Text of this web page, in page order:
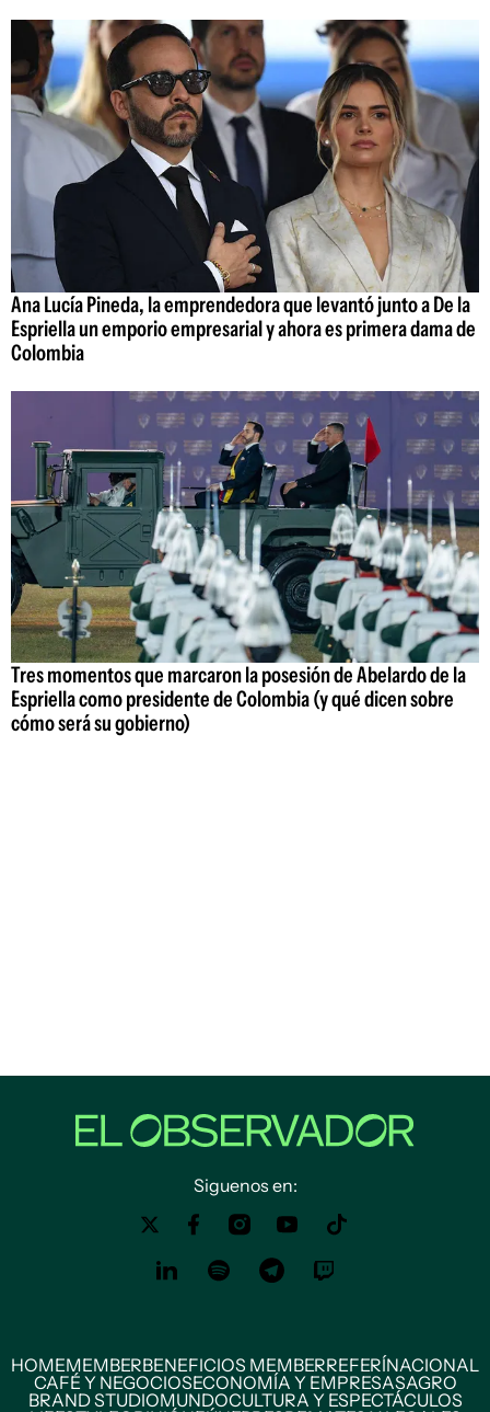
Ana Lucía Pineda, la emprendedora que levantó junto a De la
Espriella un emporio empresarial y ahora es primera dama de
Colombia
Tres momentos que marcaron la posesión de Abelardo de la
Espriella como presidente de Colombia (y qué dicen sobre
cómo será su gobierno)
Siguenos en:
HOMEMEMBERBENEFICIOS MEMBERREFERÍNACIONAL
CAFÉ Y NEGOCIOSECONOMÍA Y EMPRESASAGRO
BRAND STUDIOMUNDOCULTURA Y ESPECTÁCULOS